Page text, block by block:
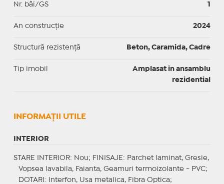
Nr. băi/GS 1
An construcție 2024
Structură rezistență Beton, Caramida, Cadre
Tip imobil
Amplasat in ansamblu
rezidential
INFORMAŢII UTILE
INTERIOR
STARE INTERIOR: Nou; FINISAJE : Parchet laminat, Gresie,
Vopsea lavabila, Faianta, Geamuri termoizolante - PVC;
DOTARI : Interfon, Usa metalica, Fibra Optica;